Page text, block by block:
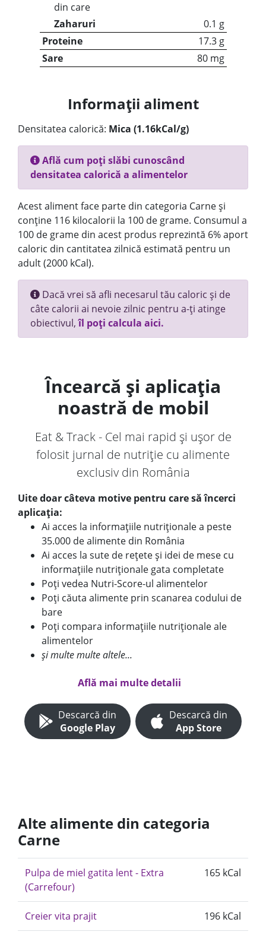
din care
Zaharuri
0.1 g
Proteine
17.3 g
Sare
80 mg
Informații aliment
Densitatea calorică: Mica (1.16kCal/g)
Află cum poți slăbi cunoscând
densitatea calorică a alimentelor
Acest aliment face parte din categoria Carne și
conține 116 kilocalorii la 100 de grame. Consumul a
100 de grame din acest produs reprezintă 6% aport
caloric din cantitatea zilnică estimată pentru un
adult (2000 kCal).
Dacă vrei să afli necesarul tău caloric și de
câte calorii ai nevoie zilnic pentru a-ți atinge
obiectivul,îl poți calcula aici.
Încearcă și aplicația
noastră de mobil
Eat & Track - Cel mai rapid și ușor de
folosit jurnal de nutriție cu alimente
exclusiv din România
Uite doar câteva motive pentru care să încerci
aplicația:
Ai acces la informațiile nutriționale a peste
35.000 de alimente din România
Ai acces la sute de rețete și idei de mese cu
informațiile nutriționale gata completate
Poți vedea Nutri-Score-ul alimentelor
Poți căuta alimente prin scanarea codului de
bare
Poți compara informațiile nutriționale ale
alimentelor
și multe multe altele...
Află mai multe detalii
Descarcă din
Google Play
Descarcă din
App Store
Alte alimente din categoria
Carne
Pulpa de miel gatita lent - Extra
(Carrefour)
165 kCal
Creier vita prajit 196 kCal